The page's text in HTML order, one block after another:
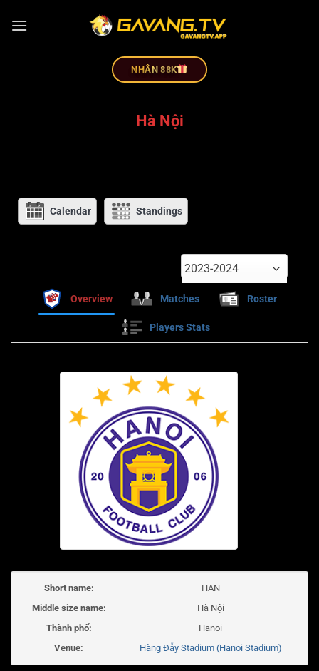
NHÂN 88K
Hà Nội
Calendar Standings
2023-2024
Overview Matches Roster
Players Stats
Short name:
HAN
Middle size name:
Hà Nội
Thành phố:
Hanoi
Venue:
Hàng Đẫy Stadium (Hanoi Stadium)